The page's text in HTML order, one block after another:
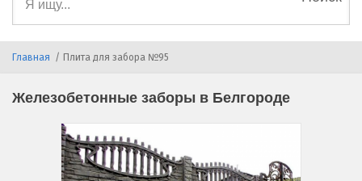
Форма
поиска
Главная / Плита для забора №95
Железобетонные заборы в Белгороде